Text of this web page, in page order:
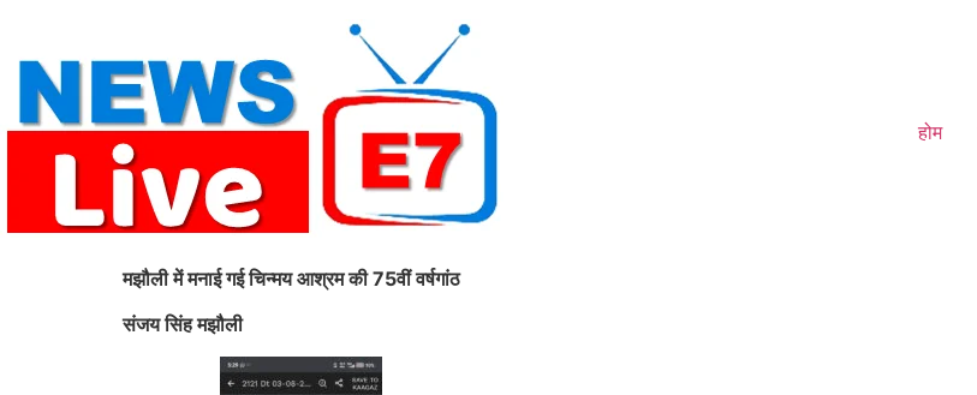
content
होम
मझौली में मनाई गई चिन्मय आश्रम की 75वीं वर्षगांठ
संजय सिंह मझौली